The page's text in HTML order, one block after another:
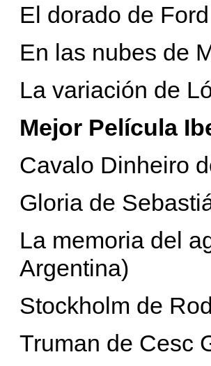
El dorado de
En las nubes de
La variación de
Mejor Película
Cavalo Dinheiro
Gloria de
La memoria del
Argentina)
Stockholm de
Truman de Cesc